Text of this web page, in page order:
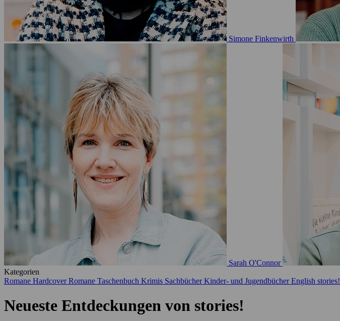
Simone Finkenwirth
Sarah O'Connor
Kategorien
Romane HardcoverRomane Taschenbuch Krimis SachbücherKinder- und JugendbücherEnglish stories!
Neueste Entdeckungen von stories!